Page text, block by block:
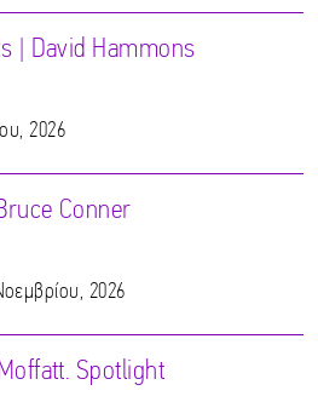
| David Hammons
2026
Conner
2026
Spotlight